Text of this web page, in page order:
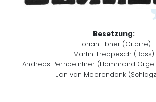
Besetzung:
Florian Ebner (Gitarre)
Martin Treppesch (Bass)
Andreas Pernpeintner (Hammond
Jan van Meerendonk